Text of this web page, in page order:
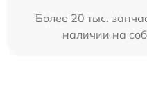
Более 20 тыс.
наличии на